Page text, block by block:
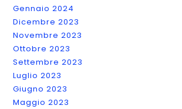
Gennaio 2024
Dicembre 2023
Novembre 2023
Ottobre 2023
Settembre 2023
Luglio 2023
Giugno 2023
Maggio 2023